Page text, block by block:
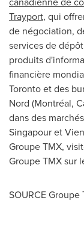
Trayport, qui
de négociation,
services de
produits
financière
Torontoet des
Nord (Montréal,
dans des
Singapour et
Groupe TMX,
Groupe TMX sur
SOURCE